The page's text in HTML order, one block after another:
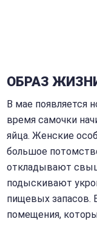
ОБРАЗ
В мае появляется
время самочки
яйца. Женские
большое
откладывают
подыскивают
пищевых запасов.
помещения,